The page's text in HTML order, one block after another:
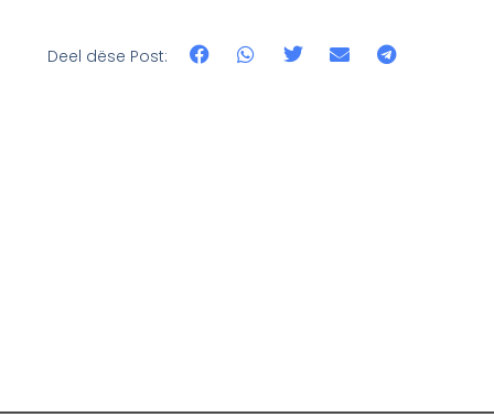
Deel dëse Post: